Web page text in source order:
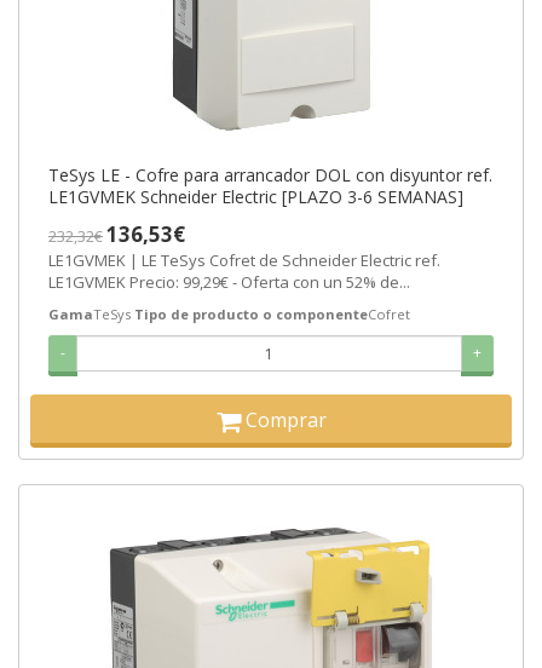
TeSys LE - Cofre para arrancador DOL con disyuntor ref.
LE1GVMEK Schneider Electric [PLAZO 3-6 SEMANAS]
232,32€136,53€
LE1GVMEK | LE TeSys Cofret de Schneider Electric ref.
LE1GVMEK Precio: 99,29€ - Oferta con un 52% de...
GamaTeSys Tipo de producto o componenteCofret
- +
Comprar